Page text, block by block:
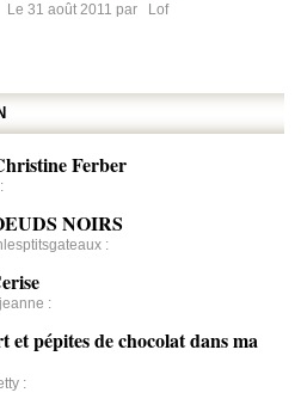
Le 31 août 2011 par
Lof
Ferber
:
NOIRS
:
:
et pépites de chocolat dans ma
: